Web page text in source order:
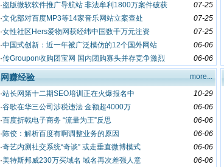
07-25
·盗版微软软件推广导航站 非法牟利1800万案件破获
07-25
·文化部对百度MP3等14家音乐网站立案查处
07-25
·女性社区Hers爱物网获经纬中国数千万元注资
06-06
·中国式创新：近一年被广泛模仿的12个国外网站
06-06
·传Groupon收购团宝网 国内团购寡头并存竞争激烈
more...
网赚经验
10-29
·站长网第十二期SEO培训正在火爆报名中
06-06
·谷歌在华三公司涉税违法 金额超4000万
06-06
·百度折戟电子商务 “流量为王”反思
06-06
·陈佼：解析百度有啊调整业务的原因
06-06
·奇艺内测社交系统“奇谈” 或走垂直微博模式
06-06
·美特斯邦威230万买域名 域名再次差强人意